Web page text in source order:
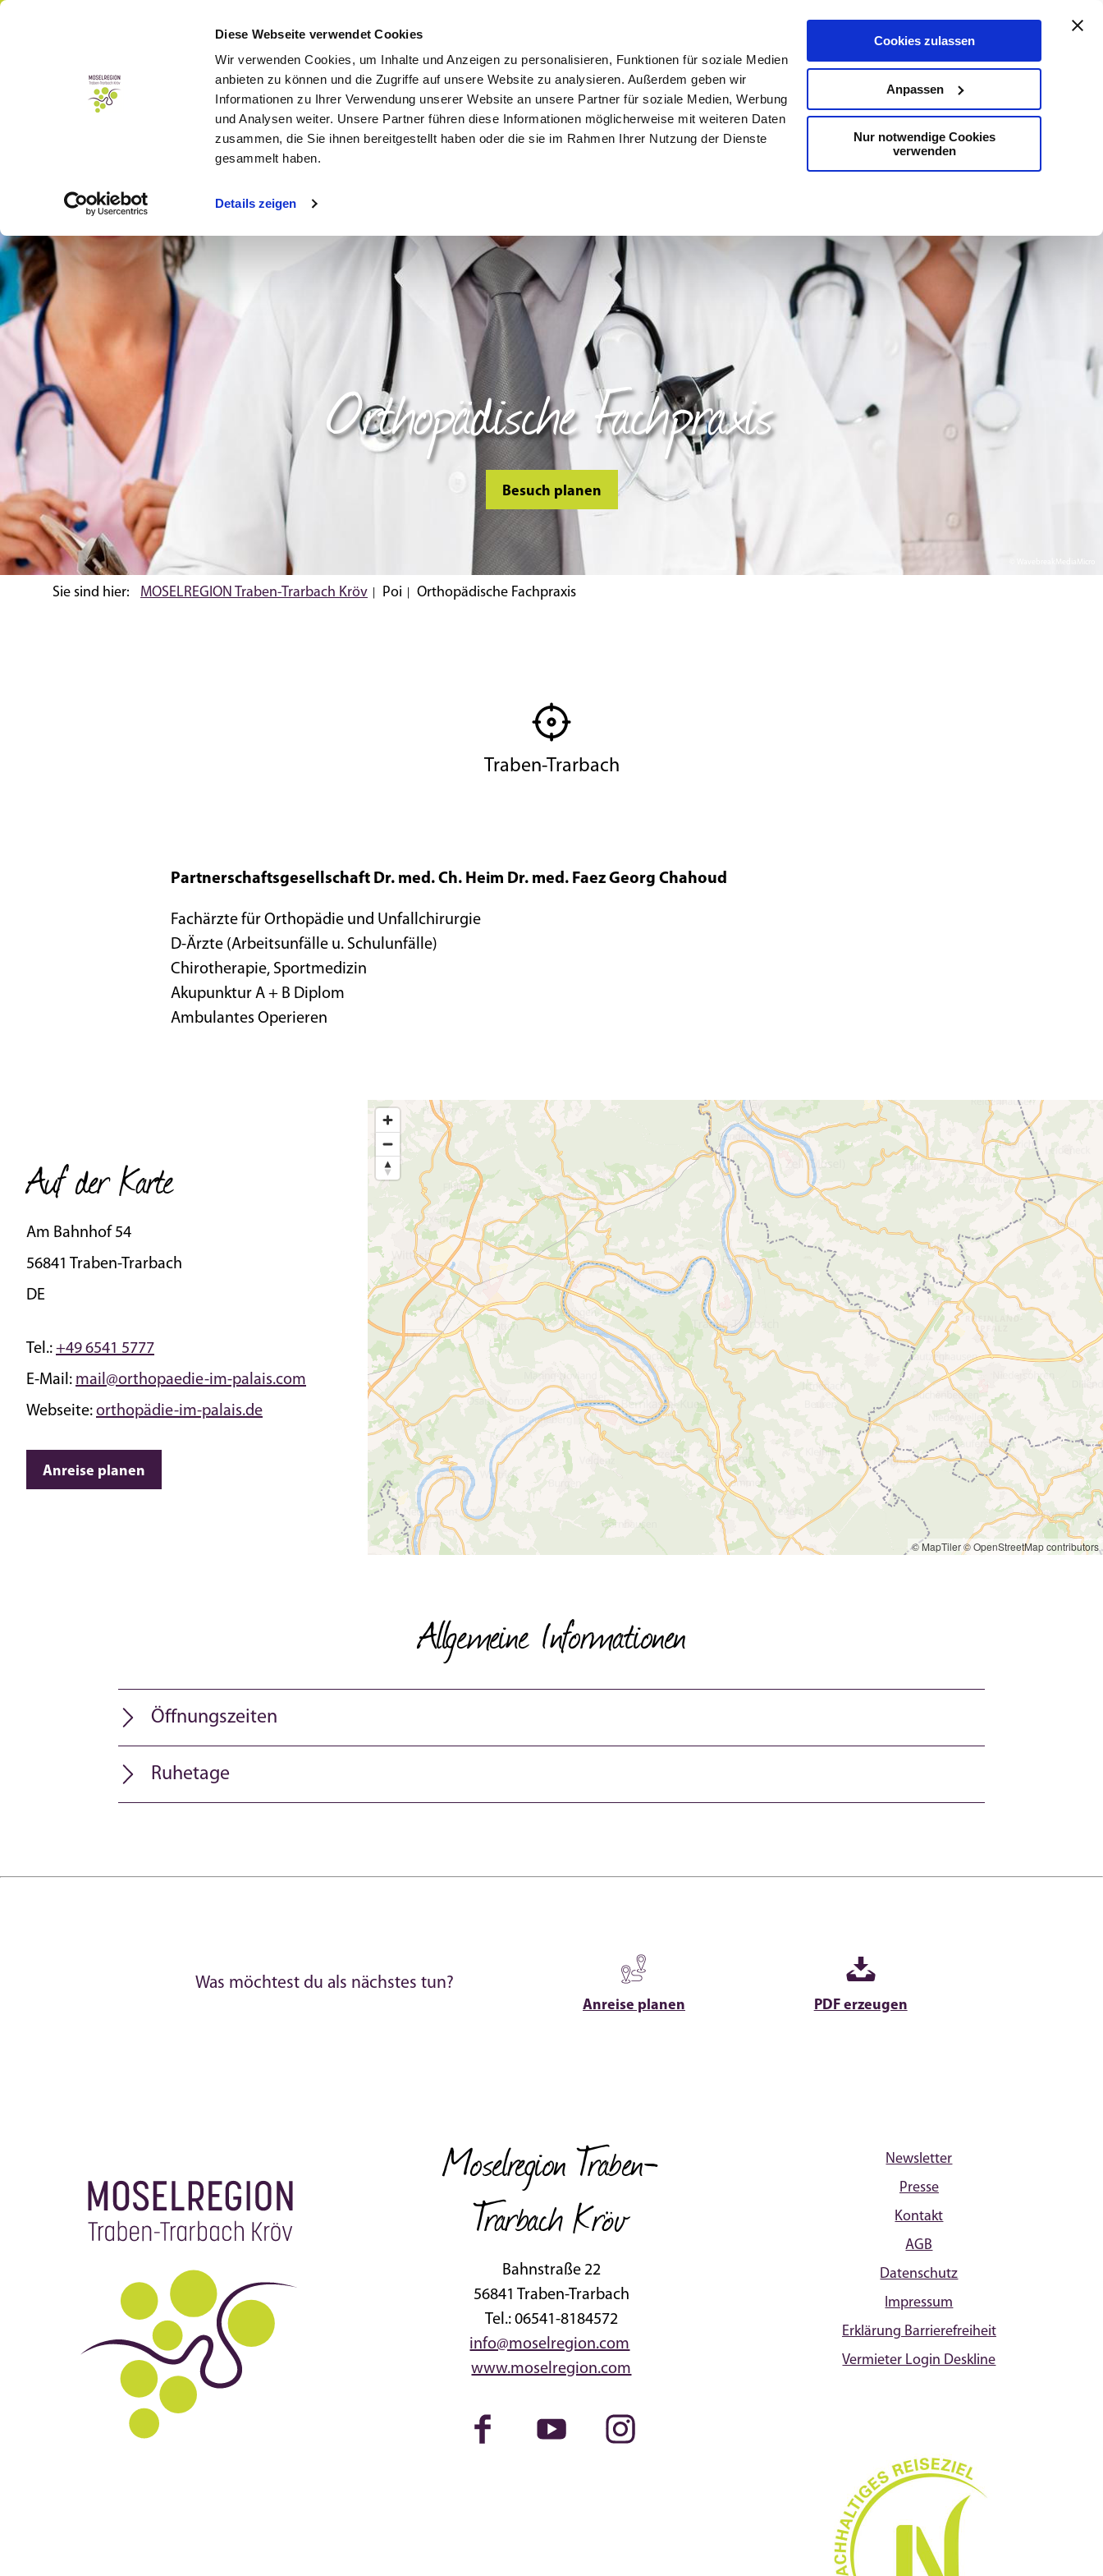
Diese Webseite verwendet Cookies
Wir verwenden Cookies, um Inhalte und Anzeigen zu personalisieren, Funktionen für soziale Medien
anbieten zu können und die Zugriffe auf unsere Website zu analysieren. Außerdem geben wir
Informationen zu Ihrer Verwendung unserer Website an unsere Partner für soziale Medien, Werbung
und Analysen weiter. Unsere Partner führen diese Informationen möglicherweise mit weiteren Daten
zusammen, die Sie ihnen bereitgestellt haben oder die sie im Rahmen Ihrer Nutzung der Dienste
gesammelt haben.
Details zeigen
Cookies zulassen
Anpassen
Nur notwendige Cookies
verwenden
Kontakt Suche De En
Orthopädische Fachpraxis
Besuch planen
Sie sind hier: MOSELREGION Traben-Trarbach Kröv Poi Orthopädische Fachpraxis
Traben-Trarbach
Partnerschaftsgesellschaft Dr. med. Ch. Heim Dr. med. Faez Georg Chahoud
Fachärzte für Orthopädie und Unfallchirurgie
D-Ärzte (Arbeitsunfälle u. Schulunfälle)
Chirotherapie, Sportmedizin
Akupunktur A + B Diplom
Ambulantes Operieren
Auf der Karte
Am Bahnhof 54
56841 Traben-Trarbach
DE
Tel.: +49 6541 5777
E-Mail: mail@orthopaedie-im-palais.com
Webseite: orthopädie-im-palais.de
Anreise planen
© MapTiler© OpenStreetMap contributors
Allgemeine Informationen
Öffnungszeiten
Ruhetage
Was möchtest du als nächstes tun?
Anreise planen PDF erzeugen
Moselregion Traben-
Trarbach Kröv
Bahnstraße 22
56841 Traben-Trarbach
Tel.: 06541-8184572
info@moselregion.com
www.moselregion.com
FacebookYoutube Instagram
Newsletter
Presse
Kontakt
AGB
Datenschutz
Impressum
Erklärung Barrierefreiheit
Vermieter Login Deskline